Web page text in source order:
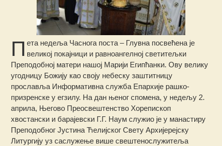
П ета недеља Часнога поста – Глувна посвећена је
великој покајници и равноангелној светитељки
Преподобној матери нашој Марији Египћанки. Ову велику
угодницу Божију као своју небеску заштитницу
прославља Информативна служба Епархије рашко-
призренске у егзилу. На дан њеног спомена, у недељу 2.
априла, Његово Преосвештенство Хорепископ
хвостански и барајевски Г.Г. Наум служио је у манастиру
Преподобног Јустина Ћелијског Свету Архијерејску
Литургију уз саслужење више свештенослужитеља